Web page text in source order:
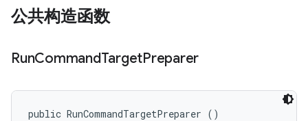
公共构造函数
RunCommandTargetPreparer
public RunCommandTargetPreparer ()